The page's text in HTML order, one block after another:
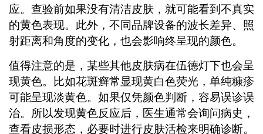
应。查验前如果没有清洁皮肤，就可能看到不真实
的黄色表现。此外，不同品牌设备的波长差异、照
射距离和角度的变化，也会影响终呈现的颜色。
值得注意的是，某些其他皮肤病在伍德灯下也会呈
现黄色。比如花斑癣常显现黄白色荧光，单纯糠疹
可能呈现淡黄色。如果仅凭颜色判断，容易误诊误
治。所以发现黄色反应后，医生通常会询问病史，
查看皮损形态，必要时进行皮肤活检来明确诊断。